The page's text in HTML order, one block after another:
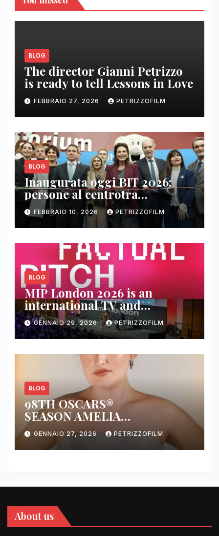
BLOG
The director Gianni Petrizzo
is ready to tell Lessons in Love
FEBBRAIO 27, 2026 PETRIZZOFILM
BLOG
Inaugurata oggi BIT 2026:
persone al centrotra
contenuti, relazioni e business
FEBBRAIO 10, 2026 PETRIZZOFILM
BLOG
MIP London 2026 is an
international TV and
streaming content market
GENNAIO 29, 2026 PETRIZZOFILM
BLOG
98TH OSCARS®
SEASON AMELIA
DIMOLDENBERG RETURNS
FOR THIRD YEAR
GENNAIO 27, 2026 PETRIZZOFILM
About us